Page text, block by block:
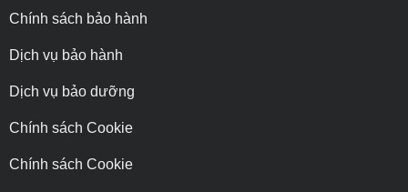
Chính sách bảo hành
Dịch vụ bảo hành
Dịch vụ bảo dưỡng
Chính sách Cookie
Chính sách Cookie